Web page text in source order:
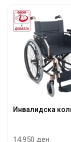
Инвалидска
14.950 ден.